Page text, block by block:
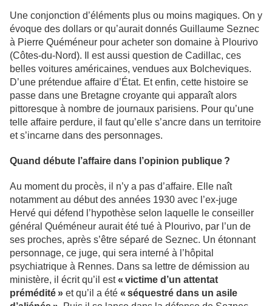
Une conjonction d’éléments plus ou moins magiques. On y
évoque des dollars or qu’aurait donnés Guillaume Seznec
à Pierre Quéméneur pour acheter son domaine à Plourivo
(Côtes-du-Nord). Il est aussi question de Cadillac, ces
belles voitures américaines, vendues aux Bolcheviques.
D’une prétendue affaire d’État. Et enfin, cette histoire se
passe dans une Bretagne croyante qui apparaît alors
pittoresque à nombre de journaux parisiens. Pour qu’une
telle affaire perdure, il faut qu’elle s’ancre dans un territoire
et s’incarne dans des personnages.
Quand débute l’affaire dans l’opinion publique ?
Au moment du procès, il n’y a pas d’affaire. Elle naît
notamment au début des années 1930 avec l’ex-juge
Hervé qui défend l’hypothèse selon laquelle le conseiller
général Quéméneur aurait été tué à Plourivo, par l’un de
ses proches, après s’être séparé de Seznec. Un étonnant
personnage, ce juge, qui sera interné à l’hôpital
psychiatrique à Rennes. Dans sa lettre de démission au
ministère, il écrit qu’il est« victime d’un attentat
prémédité » et qu’il a été « séquestré dans un asile